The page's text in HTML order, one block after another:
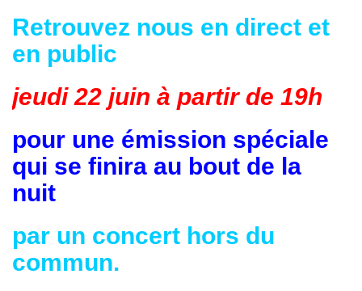
Retrouvez nous en direct et
en public
jeudi 22 juin à partir de 19h
pour une émission spéciale
qui se finira au bout de la
nuit
par un concert hors du
commun.